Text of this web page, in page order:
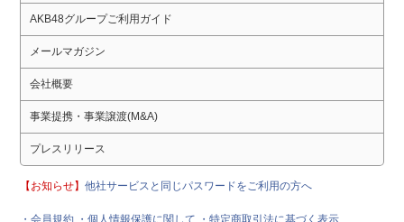
AKB48グループご利用ガイド
メールマガジン
会社概要
事業提携・事業譲渡(M&A)
プレスリリース
【お知らせ】他社サービスと同じパスワードをご利用の方へ
・会員規約 ・個人情報保護に関して ・特定商取引法に基づく表示